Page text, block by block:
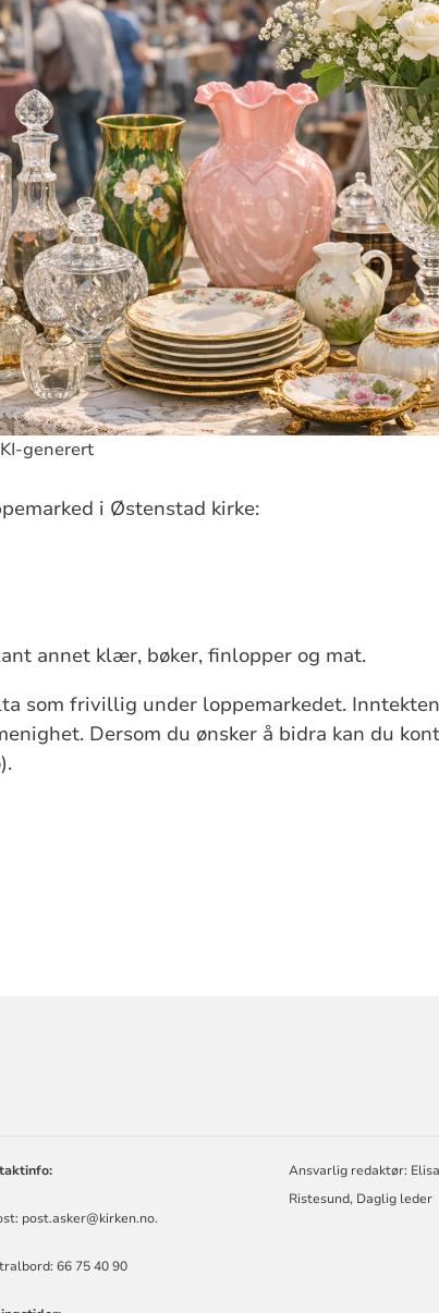
generert
i Østenstad kirke:
annet klær, bøker, finlopper og mat.
som frivillig under loppemarkedet.
Dersom du ønsker å bidra kan du
post.asker@kirken.no.
66 75 40 90
Ansvarlig redaktør:
Ristesund, Daglig leder